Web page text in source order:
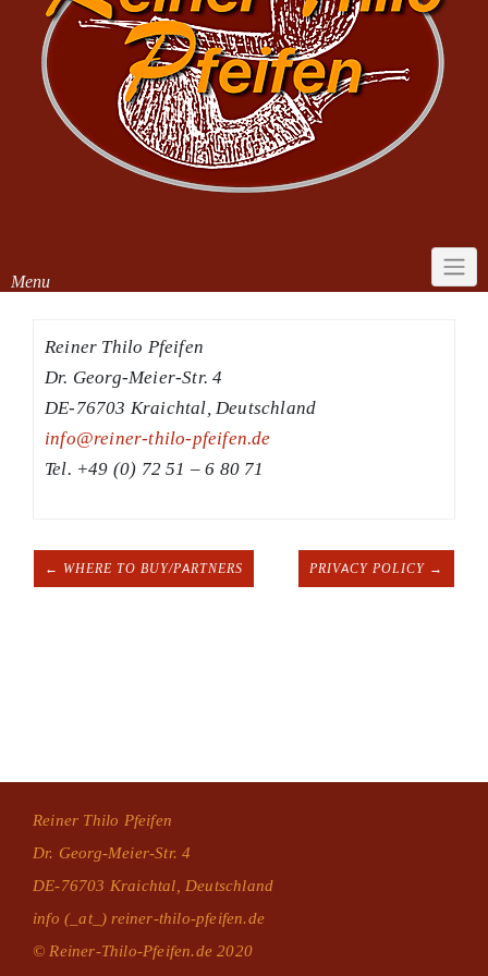
Menu
Reiner Thilo Pfeifen
Dr. Georg-Meier-Str. 4
DE-76703 Kraichtal, Deutschland
info@reiner-thilo-pfeifen.de
Tel. +49 (0) 72 51 – 6 80 71
← WHERE TO BUY/PARTNERS PRIVACY POLICY →
Reiner Thilo Pfeifen
Dr. Georg-Meier-Str. 4
DE-76703 Kraichtal, Deutschland
info (_at_) reiner-thilo-pfeifen.de
© Reiner-Thilo-Pfeifen.de 2020